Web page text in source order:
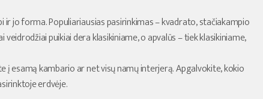
ir jo forma. Populiariausias pasirinkimas – kvadrato, stačiakampio
puikiai dera klasikiniame, o apvalūs – tiek klasikiniame,
į esamą kambario ar net visų namų interjerą. Apgalvokite, kokio
erdvėje.